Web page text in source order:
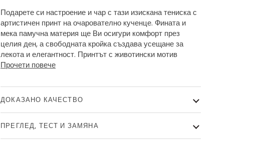
Подарете си настроение и чар с тази изискана тениска с
артистичен принт на очарователно кученце. Фината и
мека памучна материя ще Ви осигури комфорт през
целия ден, а свободната кройка създава усещане за
лекота и елегантност. Принтът с животински мотив
Прочети повече
ДОКАЗАНО КАЧЕСТВО
ПРЕГЛЕД, ТЕСТ И ЗАМЯНА